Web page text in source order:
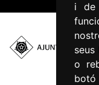
i de
o